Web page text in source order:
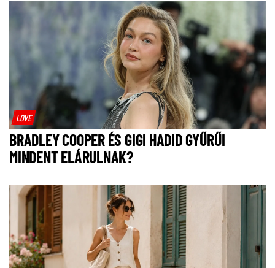
LOVE
BRADLEY COOPER ÉS GIGI HADID GYŰRŰI
MINDENT ELÁRULNAK?